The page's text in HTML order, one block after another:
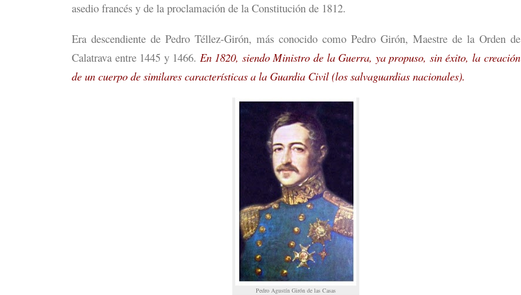
asedio francés y de la proclamación de la Constitución de 1812.
Era descendiente de Pedro Téllez-Girón, más conocido como Pedro Girón, Maestre de la Orden de
Calatrava entre 1445 y 1466. En 1820, siendo Ministro de la Guerra, ya propuso, sin éxito, la creación
de un cuerpo de similares características a la Guardia Civil (los salvaguardias nacionales).
Pedro Agustín Girón de las Casas